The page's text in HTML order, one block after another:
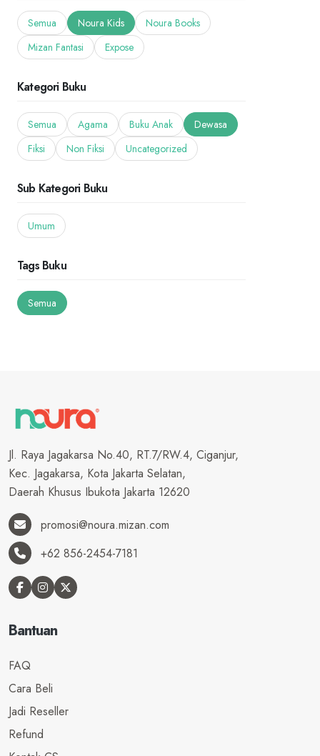
Semua Noura Kids
Noura Books
Mizan Fantasi
Expose
Kategori Buku
Semua Agama Buku Anak
Dewasa
Fiksi
Non Fiksi Uncategorized
Sub Kategori Buku
Umum
Tags Buku
Semua
Jl. Raya Jagakarsa No.40, RT.7/RW.4, Ciganjur,
Kec. Jagakarsa, Kota Jakarta Selatan,
Daerah Khusus Ibukota Jakarta 12620
promosi@noura.mizan.com
+62 856-2454-7181
Bantuan
FAQ
Cara Beli
Jadi Reseller
Refund